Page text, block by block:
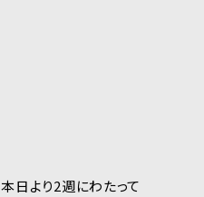
本日より2週にわたって